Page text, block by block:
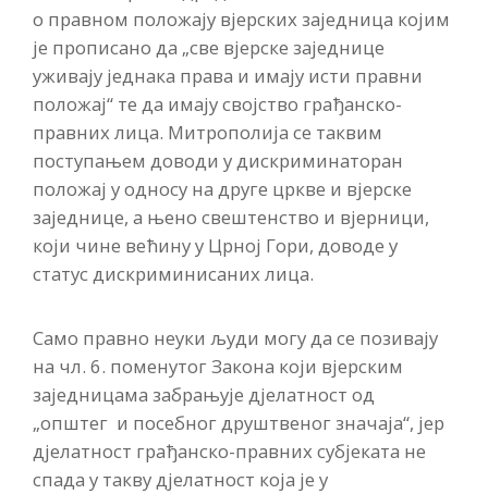
о правном положају вјерских заједница којим
је прописано да „све вјерске заједнице
уживају једнака права и имају исти правни
положај“ те да имају својство грађанско-
правних лица. Митрополија се таквим
поступањем доводи у дискриминаторан
положај у односу на друге цркве и вјерске
заједнице, а њено свештенство и вјерници,
који чине већину у Црној Гори, доводе у
статус дискриминисаних лица.
Само правно неуки људи могу да се позивају
на чл. 6. поменутог Закона који вјерским
заједницама забрањује дјелатност од
„општег и посебног друштвеног значаја“, јер
дјелатност грађанско-правних субјеката не
спада у такву дјелатност која је у